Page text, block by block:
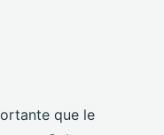
que le